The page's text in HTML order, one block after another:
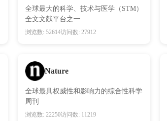
全球最大的科学、技术与医学（STM）
全文文献平台之一
浏览数: 52614访问数: 27912
Nature
全球最具权威性和影响力的综合性科学
周刊
浏览数: 22250访问数: 11219